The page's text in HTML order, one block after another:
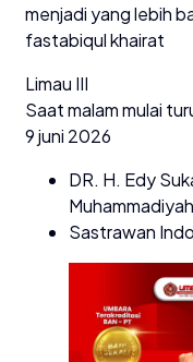
menjadi yang lebih
fastabiqul khairat
Limau III
Saat malam mulai
9 juni 2026
DR. H. Edy
Sastrawan